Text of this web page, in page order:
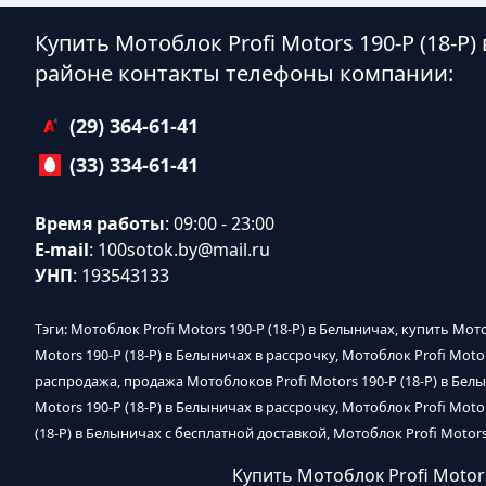
Купить Мотоблок Profi Motors 190-P (18-
районе контакты телефоны компании:
(29) 364-61-41
(33) 334-61-41
Время работы: 09:00 - 23:00
E-mail: 100sotok.by@mail.ru
УНП: 193543133
Тэги: Мотоблок Profi Motors 190-P (18-P) в Белыничах, купить
Motors 190-P (18-P) в Белыничах в рассрочку, Мотоблок Profi
распродажа, продажа Мотоблоков Profi Motors 190-P (18-P) в
Motors 190-P (18-P) в Белыничах в рассрочку, Мотоблок Profi
(18-P) в Белыничах с бесплатной доставкой, Мотоблок Profi
Купить Мотоблок Profi